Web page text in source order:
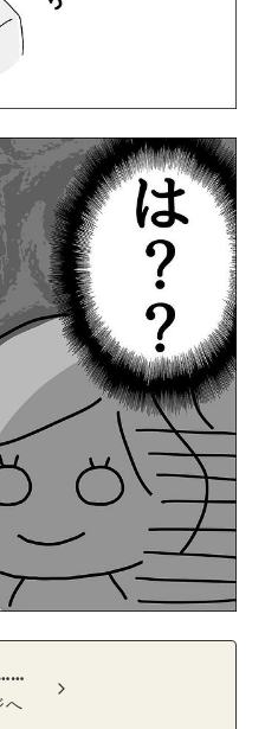
へ